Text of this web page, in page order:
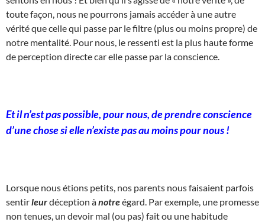
toute façon, nous ne pourrons jamais accéder à une autre
vérité que celle qui passe par le filtre (plus ou moins propre) de
notre mentalité. Pour nous, le ressenti est la plus haute forme
de perception directe car elle passe par la conscience.
Et il n’est pas possible, pour nous, de prendre conscience
d’une chose si elle n’existe pas au moins pour nous !
Lorsque nous étions petits, nos parents nous faisaient parfois
sentirleurdéception ànotreégard. Par exemple, une promesse
non tenues, un devoir mal (ou pas) fait ou une habitude